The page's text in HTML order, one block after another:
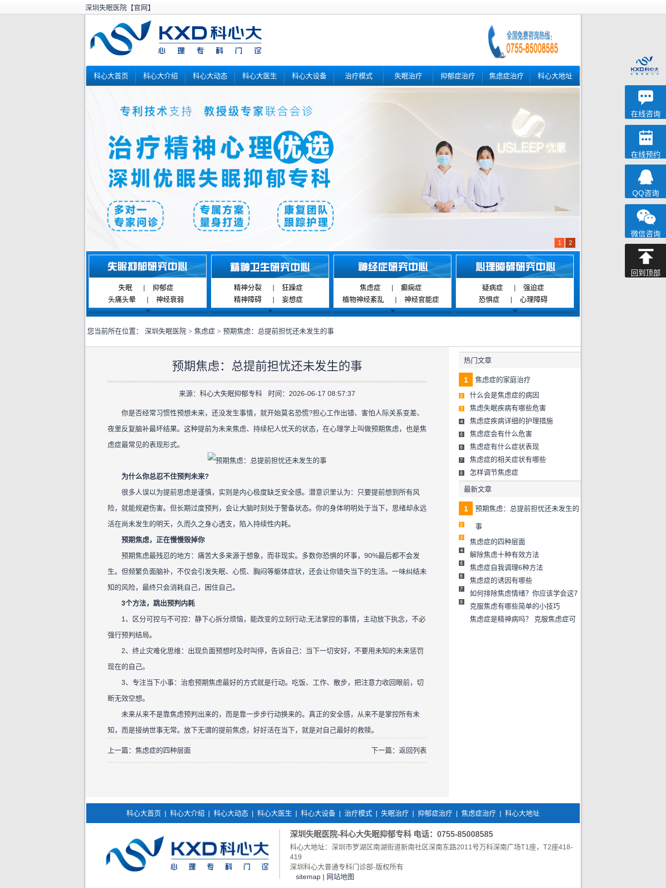
深圳失眠医院【官网】
科心大首页 科心大介绍 科心大动态 科心大医生 科心大设备 治疗模式 失眠治疗 抑郁症治疗 焦虑症治疗 科心大地址
1 2
失眠 |
抑郁症
头痛头晕
| 神经衰弱
精神分裂 |
狂躁症
精神障碍
| 妄想症
焦虑症 |
癫痫症
植物神经紊乱
| 神经官能症
疑病症 |
强迫症
恐惧症
| 心理障碍
您当前所在位置： 深圳失眠医院 > 焦虑症 > 预期焦虑：总提前担忧还未发生的事
预期焦虑：总提前担忧还未发生的事
来源：科心大失眠抑郁专科 时间：2026-06-17 08:57:37
你是否经常习惯性预想未来，还没发生事情，就开始莫名恐慌?担心工作出错、害怕人际关系变差、
夜里反复脑补最坏结果。这种提前为未来焦虑、持续杞人忧天的状态，在心理学上叫做预期焦虑，也是焦
虑症最常见的表现形式。
为什么你总忍不住预判未来?
很多人误以为提前思虑是谨慎，实则是内心极度缺乏安全感。潜意识里认为：只要提前想到所有风
险，就能规避伤害。但长期过度预判，会让大脑时刻处于警备状态。你的身体明明处于当下，思绪却永远
活在尚未发生的明天，久而久之身心透支，陷入持续性内耗。
预期焦虑，正在慢慢毁掉你
预期焦虑最残忍的地方：痛苦大多来源于想象，而非现实。多数你恐惧的坏事，90%最后都不会发
生。但频繁负面脑补，不仅会引发失眠、心慌、胸闷等躯体症状，还会让你错失当下的生活。一味纠结未
知的风险，最终只会消耗自己，困住自己。
3个方法，跳出预判内耗
1、区分可控与不可控：静下心拆分烦恼，能改变的立刻行动;无法掌控的事情，主动放下执念，不必
强行预判结局。
2、终止灾难化思维：出现负面预想时及时叫停，告诉自己：当下一切安好，不要用未知的未来惩罚
现在的自己。
3、专注当下小事：治愈预期焦虑最好的方式就是行动。吃饭、工作、散步，把注意力收回眼前，切
断无效空想。
未来从来不是靠焦虑预判出来的，而是靠一步步行动换来的。真正的安全感，从来不是掌控所有未
知，而是接纳世事无常。放下无谓的提前焦虑，好好活在当下，就是对自己最好的救赎。
上一篇： 焦虑症的四种层面 下一篇： 返回列表
热门文章
焦虑症的家庭治疗
什么会是焦虑症的病因
焦虑失眠疾病有哪些危害
焦虑症疾病详细的护理措施
焦虑症会有什么危害
焦虑症有什么症状表现
焦虑症的相关症状有哪些
怎样调节焦虑症
最新文章
预期焦虑：总提前担忧还未发生的
事
焦虑症的四种层面
解除焦虑十种有效方法
焦虑症自我调理6种方法
焦虑症的诱因有哪些
如何排除焦虑情绪？你应该学会这7
克服焦虑有哪些简单的小技巧
焦虑症是精神病吗？ 克服焦虑症可
科心大首页 | 科心大介绍 | 科心大动态 | 科心大医生 | 科心大设备 | 治疗模式 | 失眠治疗 | 抑郁症治疗 | 焦虑症治疗 | 科心大地址
深圳失眠医院-科心大失眠抑郁专科 电话：0755-85008585
科心大地址：深圳市罗湖区南湖街道新南社区深南东路2011号万科深南广场T1座，T2座418-
419
深圳科心大普通专科门诊部-版权所有
sitemap | 网站地图
深科
心理咨询
在线咨询
在线预约
QQ咨询
微信咨询
回到顶部